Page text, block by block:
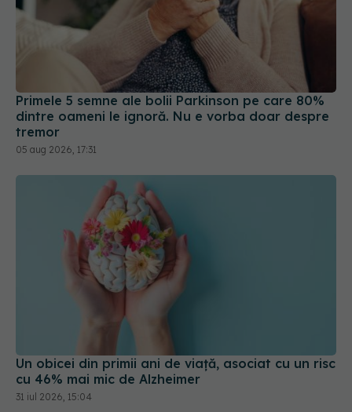
Primele 5 semne ale bolii Parkinson pe care 80%
dintre oameni le ignoră. Nu e vorba doar despre
tremor
05 aug 2026, 17:31
Un obicei din primii ani de viață, asociat cu un risc
cu 46% mai mic de Alzheimer
31 iul 2026, 15:04